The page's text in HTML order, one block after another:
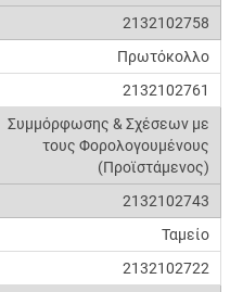
2132102758
Πρωτόκολλο
2132102761
Συμμόρφωσης & Σχέσεων με
τους Φορολογουμένους
(Προϊστάμενος)
2132102743
Ταμείο
2132102722